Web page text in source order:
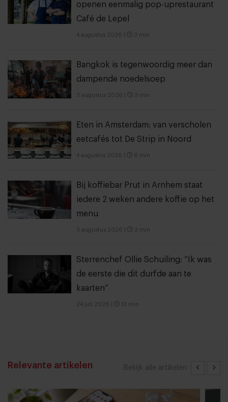
openen eenmalig pop-uprestaurant
Café de Lepel
4 augustus 2026 3 min
Bangkok is tegenwoordig meer dan
dampende noedelsoep
3 augustus 2026 3 min
Eten in Amsterdam: van verscholen
eetcafés tot De Strip in Noord
4 augustus 2026 6 min
Bij koffiebar Prut in Arnhem staat
iedere 2 weken andere koffie op het
menu
3 augustus 2026 3 min
Sterrenchef Ollie Schuiling: “Ik was
de eerste die dit durfde aan te
kaarten”
24 juli 2026 13 min
Bekijk alle artikelen
Relevante artikelen